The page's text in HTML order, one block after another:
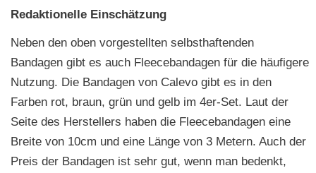
Redaktionelle Einschätzung
Neben den oben vorgestellten selbsthaftenden
Bandagen gibt es auch Fleecebandagen für die häufigere
Nutzung. Die Bandagen von Calevo gibt es in den
Farben rot, braun, grün und gelb im 4er-Set. Laut der
Seite des Herstellers haben die Fleecebandagen eine
Breite von 10cm und eine Länge von 3 Metern. Auch der
Preis der Bandagen ist sehr gut, wenn man bedenkt,